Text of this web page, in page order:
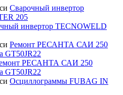
Сварочный инвертор
205
инвертор TECNOWELD
Ремонт РЕСАНТА САИ 250
GT50JR22
РЕСАНТА САИ 250
GT50JR22
Осциллограммы FUBAG IN